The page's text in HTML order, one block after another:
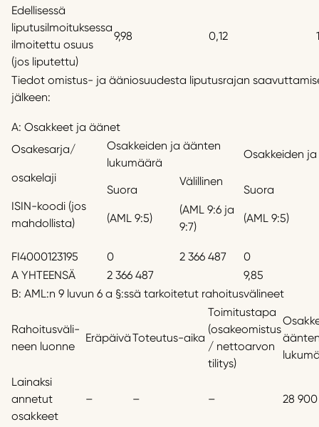
Edellisessä
liputusilmoituksessa
ilmoitettu osuus
(jos liputettu)
9,98 0,12
Tiedot omistus- ja ääniosuudesta liputusrajan
jälkeen:
A: Osakkeet ja äänet
Osakesarja/
osakelaji
ISIN-koodi (jos
mahdollista)
Osakkeiden ja äänten
lukumäärä
Osakkeiden
Suora
(AML 9:5)
Välillinen
(AML 9:6 ja
9:7)
Suora
(AML 9:5)
FI4000123195 0 2 366 487
0
A YHTEENSÄ
2 366 487
9,85
B: AML:n 9 luvun 6 a §:ssä tarkoitetut rahoitusvälineet
Rahoitusväli-
neen luonne
EräpäiväToteutus-aika
Toimitustapa
(osakeomistus
/ nettoarvon
tilitys)
Lainaksi
annetut
osakkeet
– – – 28 900